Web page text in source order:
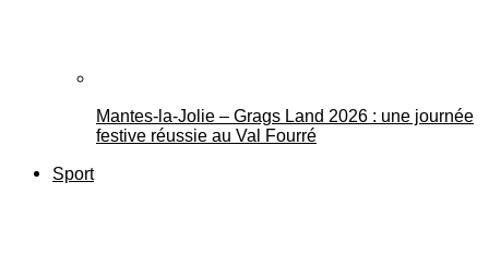
Mantes-la-Jolie – Grags Land 2026 : une journée
festive réussie au Val Fourré
Sport